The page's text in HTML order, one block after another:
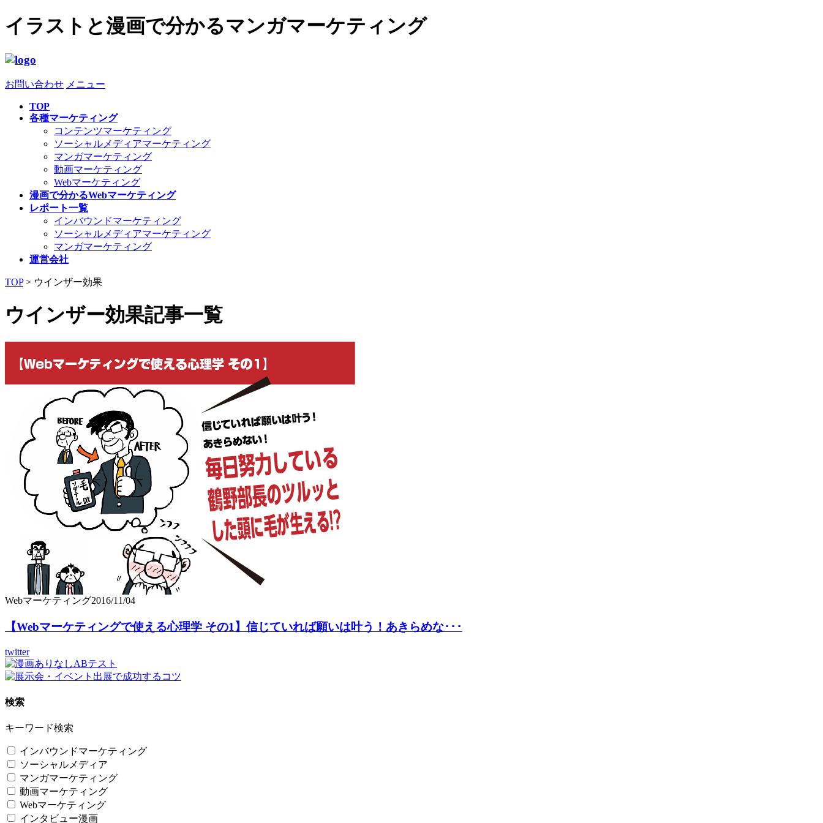
イラストと漫画で分かるマンガマーケティング
お問い合わせ メニュー
TOP
各種マーケティング
コンテンツマーケティング
ソーシャルメディアマーケティング
マンガマーケティング
動画マーケティング
Webマーケティング
漫画で分かるWebマーケティング
レポート一覧
インバウンドマーケティング
ソーシャルメディアマーケティング
マンガマーケティング
運営会社
TOP> ウインザー効果
ウインザー効果記事一覧
Webマーケティング2016/11/04
【Webマーケティングで使える心理学 その1】信じていれば願いは叶う！あきらめな･･･
twitter
検索
キーワード検索
インバウンドマーケティング
ソーシャルメディア
マンガマーケティング
動画マーケティング
Webマーケティング
インタビュー漫画